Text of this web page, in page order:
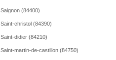
Saignon (84400)
Saint-christol (84390)
Saint-didier (84210)
Saint-martin-de-castillon (84750)